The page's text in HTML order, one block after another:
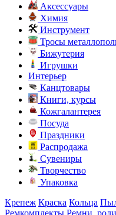
Аксессуары
Химия
Инструмент
Тросы
Бижутерия
Игрушки
Интерьер
Канцтовары
Книги, курсы
Кожгалантерея
Посуда
Праздники
Распродажа
Сувениры
Творчество
Упаковка
Крепеж Краска Кольца
Ремкомплекты Ремни,